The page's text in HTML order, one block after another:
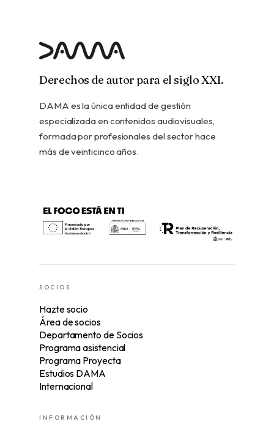
Derechos de autor para el siglo XXI.
DAMA es la única entidad de gestión
especializada en contenidos audiovisuales,
formada por profesionales del sector hace
más de veinticinco años.
SOCIOS
Hazte socio
Área de socios
Departamento de Socios
Programa asistencial
Programa Proyecta
Estudios DAMA
Internacional
INFORMACIÓN